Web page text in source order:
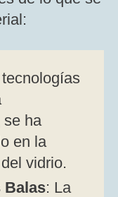
se ha
en la
vidrio.
Balas: La